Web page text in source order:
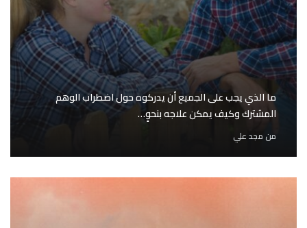
ما الذي يجب على الجميع أن يدركوه حول اضطراب الوهم
المشترك وكيف يمكن علاجه بنحوٍ…
من مجد علي